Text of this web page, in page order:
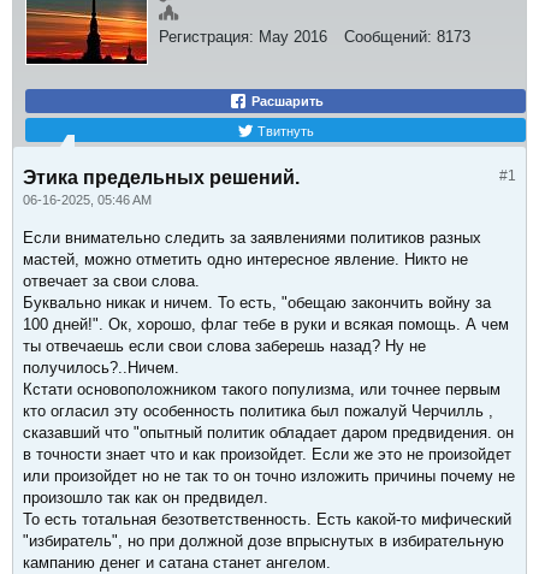
Регистрация: May 2016 Сообщений: 8173
Расшарить
Твитнуть
#1
Этика предельных решений.
06-16-2025, 05:46 AM
Если внимательно следить за заявлениями политиков разных
мастей, можно отметить одно интересное явление. Никто не
отвечает за свои слова.
Буквально никак и ничем. То есть, "обещаю закончить войну за
100 дней!". Ок, хорошо, флаг тебе в руки и всякая помощь. А чем
ты отвечаешь если свои слова заберешь назад? Ну не
получилось?..Ничем.
Кстати основоположником такого популизма, или точнее первым
кто огласил эту особенность политика был пожалуй Черчилль ,
сказавший что "опытный политик обладает даром предвидения. он
в точности знает что и как произойдет. Если же это не произойдет
или произойдет но не так то он точно изложить причины почему не
произошло так как он предвидел.
То есть тотальная безответственность. Есть какой-то мифический
"избиратель", но при должной дозе впрыснутых в избирательную
кампанию денег и сатана станет ангелом.